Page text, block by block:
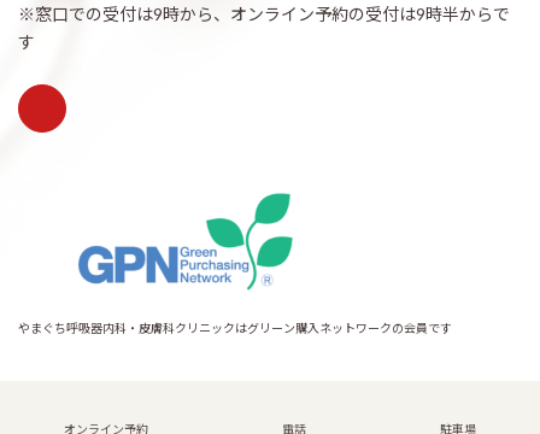
※窓口での受付は9時から、オンライン予約の受付は9時半からで
す
やまぐち呼吸器内科・皮膚科クリニックはグリーン購入ネットワークの会員です
オンライン予約 電話 駐車場